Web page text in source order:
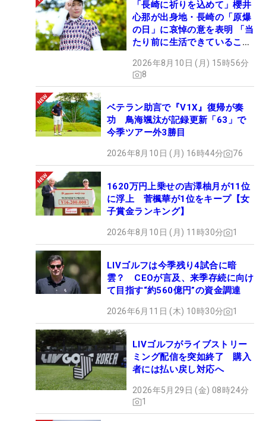
「長崎に祈りを込めて」櫻井
心那が出身地・長崎の「原爆
の日」に哀悼の意を表明 「当
たり前に生活できていること
2026年8月10日 (月) 15時56分
8
ベテラン助言で『V1X』復帰が奏
功 鳥海颯汰が記録更新「63」で
今季ツアー外3勝目
2026年8月10日 (月) 16時44分 76
1620万円上乗せの吉澤柚月が11位
に浮上 菅楓華が1位をキープ【女
子賞金ランキング】
2026年8月10日 (月) 11時30分 1
LIVゴルフは今季残り4試合に暗
雲？ CEOが言及、来季存続に向け
て目指す“約560億円”の資金調達
2026年6月11日 (木) 10時30分 1
LIVゴルフがライブストリー
ミング配信を突如終了 購入
者には払い戻し対応へ
2026年5月29日 (金) 08時24分
1